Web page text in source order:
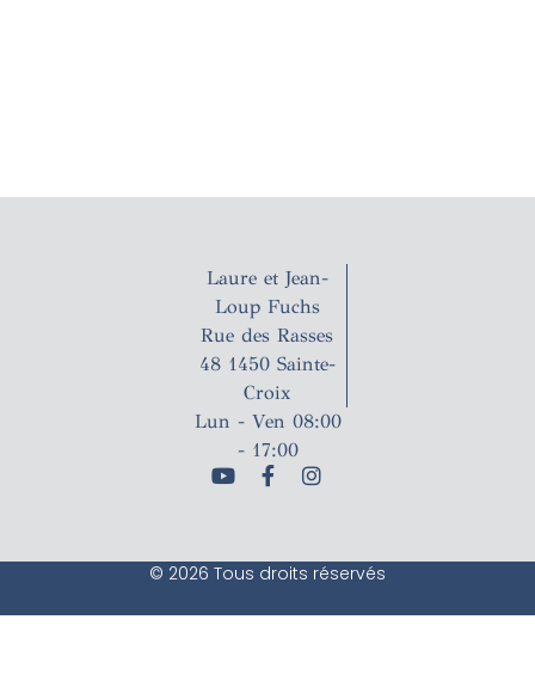
Laure et Jean-
Loup Fuchs
Rue des Rasses
48 1450 Sainte-
Croix
Lun - Ven 08:00
- 17:00
© 2026 Tous droits réservés